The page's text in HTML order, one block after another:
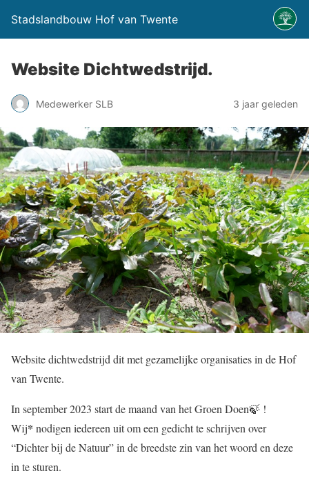
Stadslandbouw Hof van Twente
Website Dichtwedstrijd.
Medewerker SLB 3 jaar geleden
Website dichtwedstrijd dit met gezamelijke organisaties in de Hof
van Twente.
In september 2023 start de maand van het Groen Doen🍃 !
Wij* nodigen iedereen uit om een gedicht te schrijven over
“Dichter bij de Natuur” in de breedste zin van het woord en deze
in te sturen.